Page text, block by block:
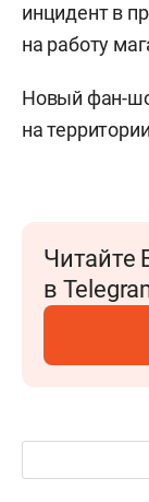
инцидент в
на работу
Новый фан-
на
Читайте
в